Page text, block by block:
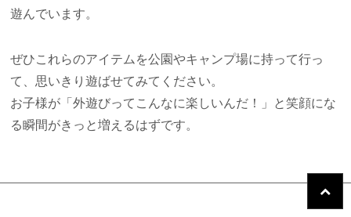
遊んでいます。
ぜひこれらのアイテムを公園やキャンプ場に持って行っ
て、思いきり遊ばせてみてください。
お子様が「外遊びってこんなに楽しいんだ！」と笑顔にな
る瞬間がきっと増えるはずです。